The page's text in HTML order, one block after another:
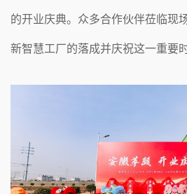
的开业庆典。众多合作伙伴莅临现
新智慧工厂的落成并庆祝这一重要时